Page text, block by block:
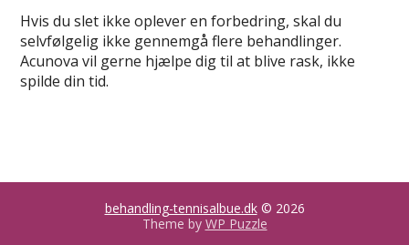
Hvis du slet ikke oplever en forbedring, skal du
selvfølgelig ikke gennemgå flere behandlinger.
Acunova vil gerne hjælpe dig til at blive rask, ikke
spilde din tid.
behandling-tennisalbue.dk© 2026
Theme by WP Puzzle